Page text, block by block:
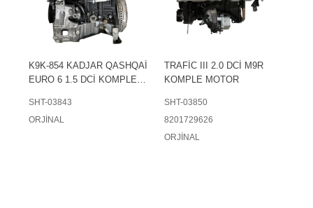
K9K-854 KADJAR QASHQAİ
EURO 6 1.5 DCİ KOMPLE
SHT-03843
ORJİNAL
TRAFİC III 2.0 DCİ M9R
KOMPLE MOTOR
SHT-03850
8201729626
ORJİNAL